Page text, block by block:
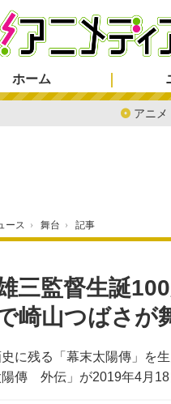
ホーム
アニメ
ース › 舞台 › 記事
三監督生誕
崎山つばさが
史に残る「幕末太陽傳」を
陽傳 外伝」が2019年4月